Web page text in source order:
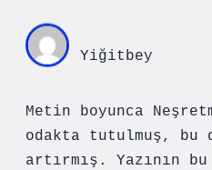
Yiğitbey
Metin boyunca
odakta tutulmuş,
artırmış. Yazının bu